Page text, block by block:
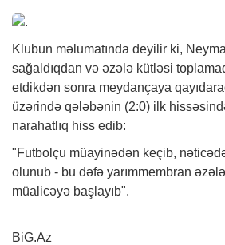
Klubun məlumatında deyilir ki,
sağaldıqdan və əzələ kütləsi
etdikdən sonra meydançaya
üzərində qələbənin (2:0) ilk
narahatlıq hiss edib:
"Futbolçu müayinədən keçib,
olunub - bu dəfə yarımmembran
müalicəyə başlayıb".
BiG.Az